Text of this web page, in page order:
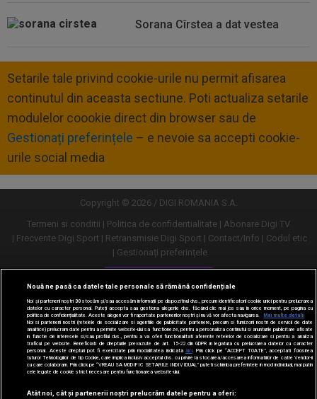
Sorana Cîrstea a dat vestea
Setarile tale privind cookie-urile nu permit afisarea
continutul din aceasta sectiune. Poti actualiza setarile
modulelor coookie direct din browser sau de
Gestionați preferințele – e nevoie sa accepti cookie-
urile social media
Copyright © 2026 / DIGI ROMANIA S.A.
Termeni si conditii
Politica de confidentialitate
Abonare Digi TV
Frecvente Digi Sport
Retransmisie Digi Sport Contact/Info
Codul etic
Gestionați preferințele
Versiune desktop
Nouă ne pasă ca datele tale personale să rămână confidențiale
Noi și partenerii noștri30stocăm și/sau accesăm informații pe dispozitivul dvs., precum identificatorii cookie unici pentru prelucrarea
datelor cu caracter personal. Puteți accepta sau gestiona alegerile dvs. făcând clic mai jos sau în orice moment, pe pagina cu
politica de confidențialitate. Aceste alegeri vor fi raportate partenerilor noștri și nu vă vor afecta navigarea.
Mai multe detalii
Noi si partenerii nostri (retelele de socializare si agentiile de publicitate partenere, precum si furnizorii nostri de servicii de date
analitice) prelucram date pentru a permite website-ului sa functioneze, pentru a personaliza continutul si anunturile publicitare afisate
in functie de interesele si/sau profilul dvs., pentru a va oferi functionalitati aferente retelelor de socializare si pentru a analiza
traficul pe website. Beneficiati de drepturile prevazute de art. 15-22 din GDPR in legatura cu prelucrarea datelor cu caracter
personal. Aceste drepturi pot fi exercitate prin modalitatea indicata aici. Prin click pe “ACCEPT TOATE”, acceptati folosirea
tuturor Tehnologiilor de tip Cookie, care implica inclusiv acceptul dvs. cu privire la stocarea/accesarea informatiilor de catre Vendor-ii
cu care colaboram. Prin click pe “VREAU SA MODIFIC SETARILE INDIVIDUAL” puteti schimba preferintele in mod individual, mai putin
cele legate de cookie strict necesare pentru functionarea website-ului.
Atât noi, cât și partenerii noștri prelucrăm datele pentru a oferi: